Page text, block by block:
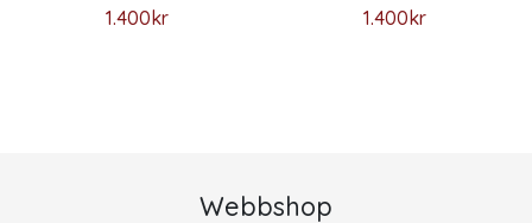
1.400kr
1.400kr
Webbshop